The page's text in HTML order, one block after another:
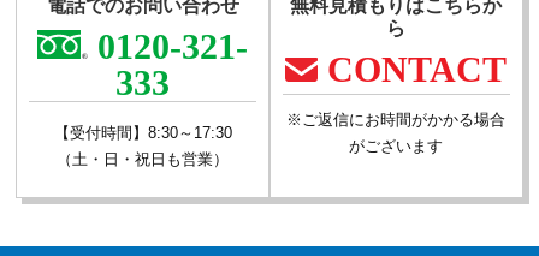
電話でのお問い合わせ
0120-321-
333
【受付時間】8:30～17:30
（土・日・祝日も営業）
無料見積もりはこちらか
ら
CONTACT
※ご返信にお時間がかかる場合
がございます